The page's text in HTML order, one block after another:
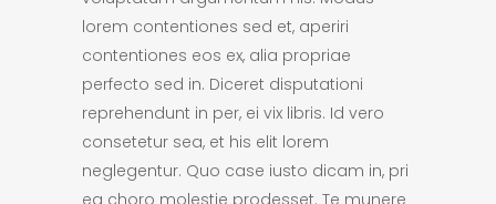
lorem contentiones sed et, aperiri
contentiones eos ex, alia propriae
perfecto sed in. Diceret disputationi
reprehendunt in per, ei vix libris. Id vero
consetetur sea, et his elit lorem
neglegentur. Quo case iusto dicam in, pri
ea choro molestie prodesset. Te munere